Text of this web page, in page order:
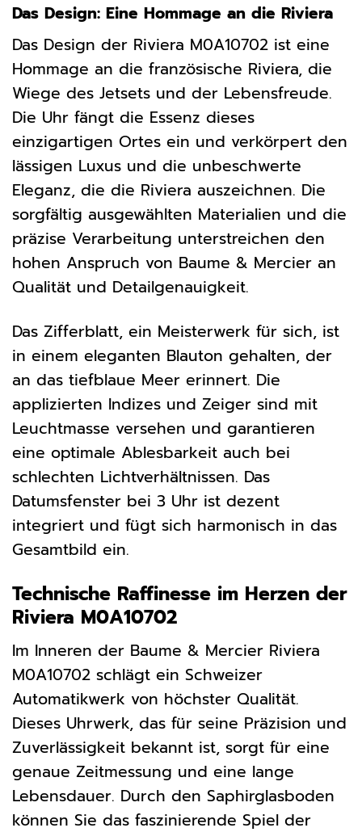
Das Design: Eine Hommage an die Riviera
Das Design der Riviera M0A10702 ist eine
Hommage an die französische Riviera, die
Wiege des Jetsets und der Lebensfreude.
Die Uhr fängt die Essenz dieses
einzigartigen Ortes ein und verkörpert den
lässigen Luxus und die unbeschwerte
Eleganz, die die Riviera auszeichnen. Die
sorgfältig ausgewählten Materialien und die
präzise Verarbeitung unterstreichen den
hohen Anspruch von Baume & Mercier an
Qualität und Detailgenauigkeit.
Das Zifferblatt, ein Meisterwerk für sich, ist
in einem eleganten Blauton gehalten, der
an das tiefblaue Meer erinnert. Die
applizierten Indizes und Zeiger sind mit
Leuchtmasse versehen und garantieren
eine optimale Ablesbarkeit auch bei
schlechten Lichtverhältnissen. Das
Datumsfenster bei 3 Uhr ist dezent
integriert und fügt sich harmonisch in das
Gesamtbild ein.
Technische Raffinesse im Herzen der
Riviera M0A10702
Im Inneren der Baume & Mercier Riviera
M0A10702 schlägt ein Schweizer
Automatikwerk von höchster Qualität.
Dieses Uhrwerk, das für seine Präzision und
Zuverlässigkeit bekannt ist, sorgt für eine
genaue Zeitmessung und eine lange
Lebensdauer. Durch den Saphirglasboden
können Sie das faszinierende Spiel der